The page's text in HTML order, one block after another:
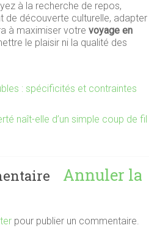
à la recherche de repos,
de découverte culturelle, adapter
à maximiser votrevoyage en
le plaisir ni la qualité des
: spécificités et contraintes
naît-elle d’un simple coup de fil
Annuler la
pour publier un commentaire.